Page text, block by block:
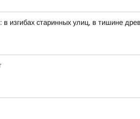
изгибах старинных улиц, в тишине